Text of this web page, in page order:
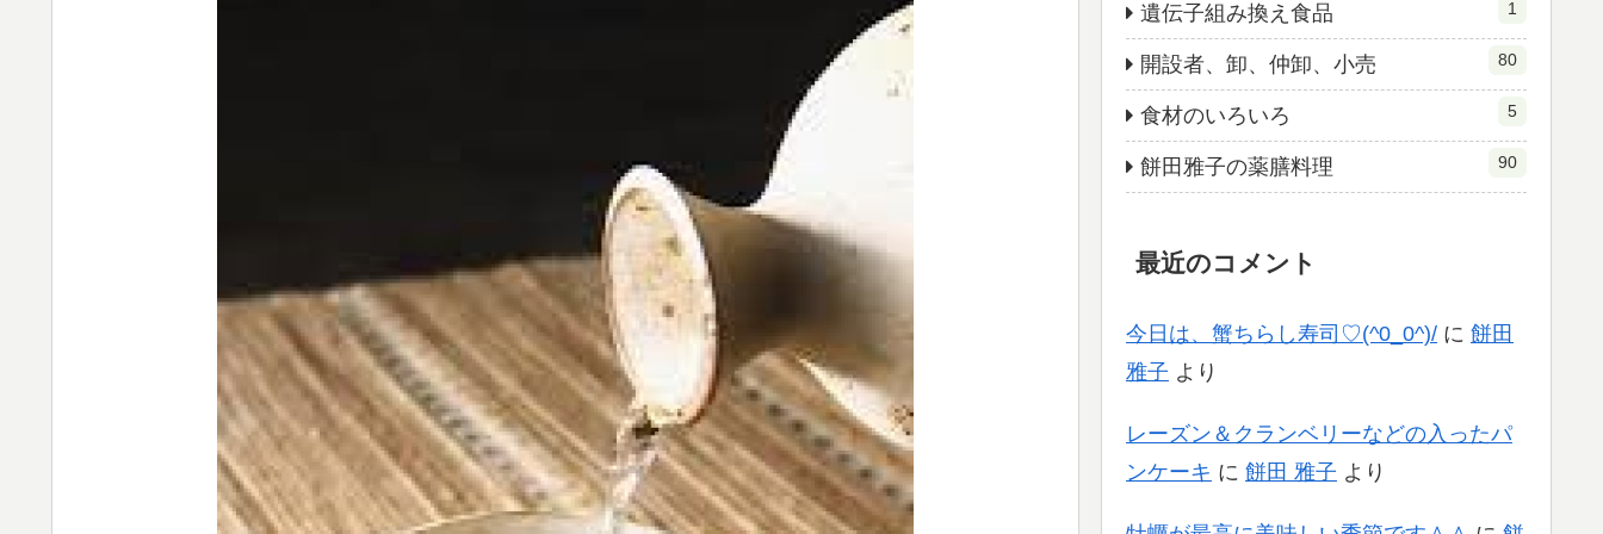
遺伝子組み換え食品 1
開設者、卸、仲卸、小売 80
食材のいろいろ 5
餅田雅子の薬膳料理 90
最近のコメント
今日は、蟹ちらし寿司♡(^0_0^)/ に 餅田
雅子 より
レーズン＆クランベリーなどの入ったパ
ンケーキ に 餅田 雅子 より